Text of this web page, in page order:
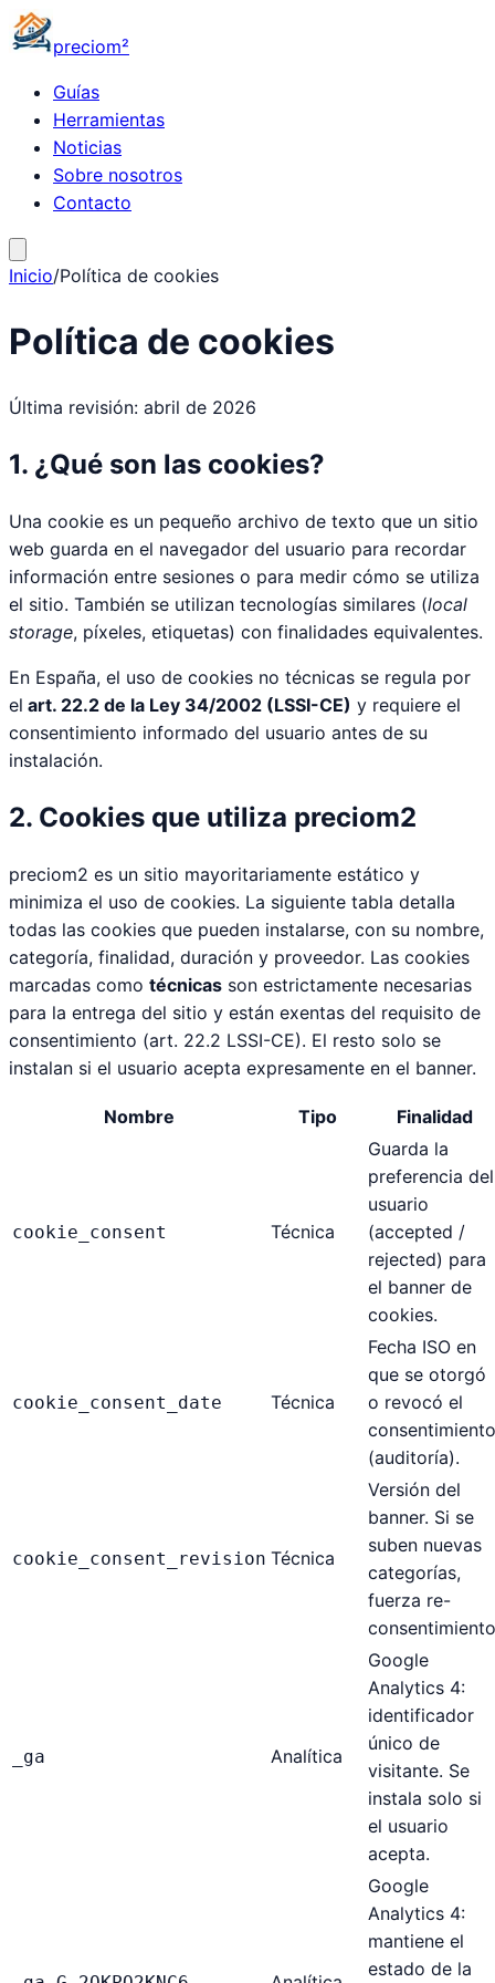
preciom²
Guías
Herramientas
Noticias
Sobre nosotros
Contacto
Inicio/Política de cookies
Política de cookies
Última revisión: abril de 2026
1. ¿Qué son las cookies?
Una cookie es un pequeño archivo de texto que un sitio
web guarda en el navegador del usuario para recordar
información entre sesiones o para medir cómo se utiliza
el sitio. También se utilizan tecnologías similares (local
storage, píxeles, etiquetas) con finalidades equivalentes.
En España, el uso de cookies no técnicas se regula por
el art. 22.2 de la Ley 34/2002 (LSSI-CE) y requiere el
consentimiento informado del usuario antes de su
instalación.
2. Cookies que utiliza preciom2
preciom2 es un sitio mayoritariamente estático y
minimiza el uso de cookies. La siguiente tabla detalla
todas las cookies que pueden instalarse, con su nombre,
categoría, finalidad, duración y proveedor. Las cookies
marcadas como técnicas son estrictamente necesarias
para la entrega del sitio y están exentas del requisito de
consentimiento (art. 22.2 LSSI-CE). El resto solo se
instalan si el usuario acepta expresamente en el banner.
Nombre Tipo Finalidad
cookie_consent Técnica
Guarda la
preferencia del
usuario
(accepted /
rejected) para
el banner de
cookies.
cookie_consent_date Técnica
Fecha ISO en
que se otorgó
o revocó el
consentimiento
(auditoría).
cookie_consent_revision Técnica
Versión del
banner. Si se
suben nuevas
categorías,
fuerza re-
_ga Analítica
Google
Analytics 4:
identificador
único de
visitante. Se
instala solo si
el usuario
acepta.
Google
Analytics 4:
mantiene el
estado de la